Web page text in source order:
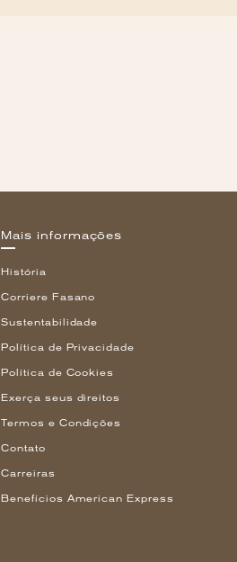
Mais informações
História
Corriere Fasano
Sustentabilidade
Política de Privacidade
Política de Cookies
Exerça seus direitos
Termos e Condições
Contato
Carreiras
Benefícios American Express